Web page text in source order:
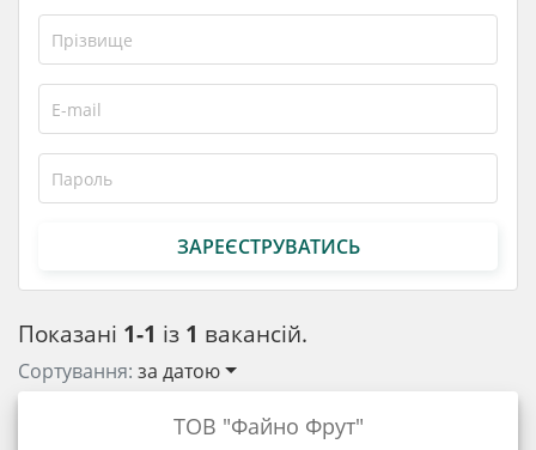
Показані 1-1 із 1 вакансій.
Сортування: за датою
ТОВ "Файно Фрут"
ЗАРЕЄСТРУВАТИСЬ